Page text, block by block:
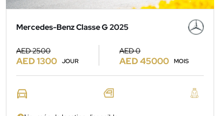
Mercedes-Benz Classe G 2025
AED 2500
AED 1300 JOUR
AED 0
AED 45000 MOIS